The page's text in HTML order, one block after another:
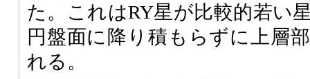
た。これはRY星が比較的若い
円盤面に降り積もらずに上層
れる。